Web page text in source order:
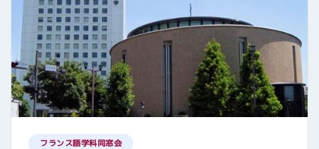
フランス語学科同窓会